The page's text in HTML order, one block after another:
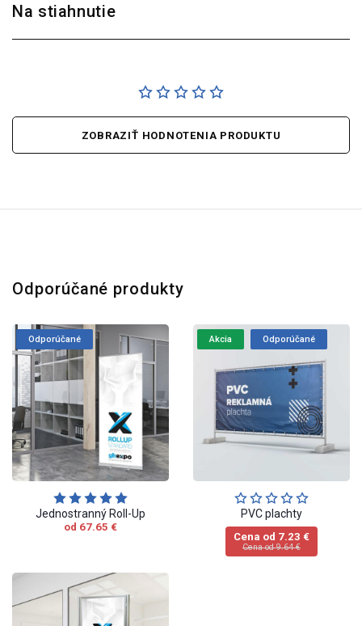
Na stiahnutie
ZOBRAZIŤ HODNOTENIA PRODUKTU
Odporúčané produkty
Odporúčané
Jednostranný Roll-Up
od 67.65 €
Akcia Odporúčané
PVC plachty
Cena od 7.23 €
Cena od 9.64 €